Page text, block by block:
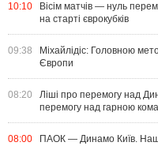
10:10
Вісім матчів — нуль
на старті єврокубків
09:38
Міхайлідіс: Головною
Європи
08:20
Ліші про перемогу над
перемогу над гарною
08:00 ПАОК — Динамо Київ.